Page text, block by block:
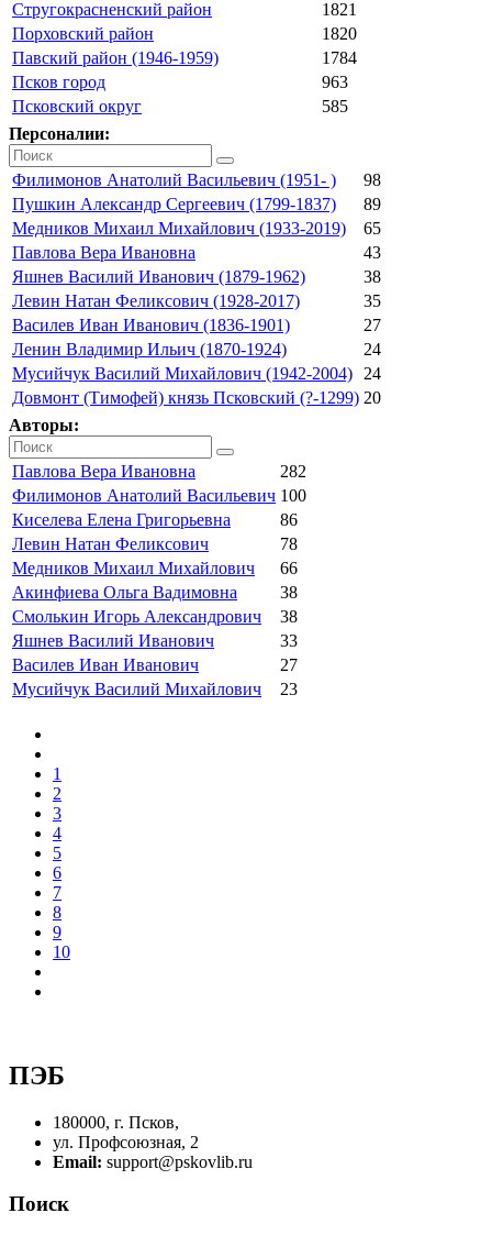
Стругокрасненский район
1821
Порховский район
1820
Павский район (1946-1959)
1784
Псков город
963
Псковский округ
585
Персоналии:
Филимонов Анатолий Васильевич (1951- )
98
Пушкин Александр Сергеевич (1799-1837)
89
Медников Михаил Михайлович (1933-2019)
65
Павлова Вера Ивановна
43
Яшнев Василий Иванович (1879-1962)
38
Левин Натан Феликсович (1928-2017)
35
Василев Иван Иванович (1836-1901)
27
Ленин Владимир Ильич (1870-1924)
24
Мусийчук Василий Михайлович (1942-2004)
24
Довмонт (Тимофей) князь Псковский (?-1299) 20
Авторы:
Павлова Вера Ивановна
282
Филимонов Анатолий Васильевич 100
Киселева Елена Григорьевна
86
Левин Натан Феликсович
78
Медников Михаил Михайлович
66
Акинфиева Ольга Вадимовна
38
Смолькин Игорь Александрович
38
Яшнев Василий Иванович
33
Василев Иван Иванович
27
Мусийчук Василий Михайлович
23
1
2
3
4
5
6
7
8
9
10
ПЭБ
180000, г. Псков,
ул. Профсоюзная, 2
Email: support@pskovlib.ru
Поиск